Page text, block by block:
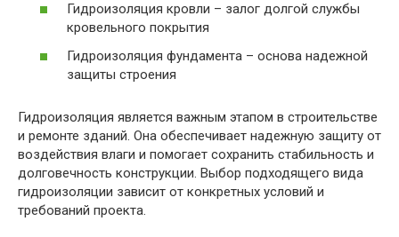
Гидроизоляция кровли – залог долгой службы
кровельного покрытия
Гидроизоляция фундамента – основа надежной
защиты строения
Гидроизоляция является важным этапом в строительстве
и ремонте зданий. Она обеспечивает надежную защиту от
воздействия влаги и помогает сохранить стабильность и
долговечность конструкции. Выбор подходящего вида
гидроизоляции зависит от конкретных условий и
требований проекта.